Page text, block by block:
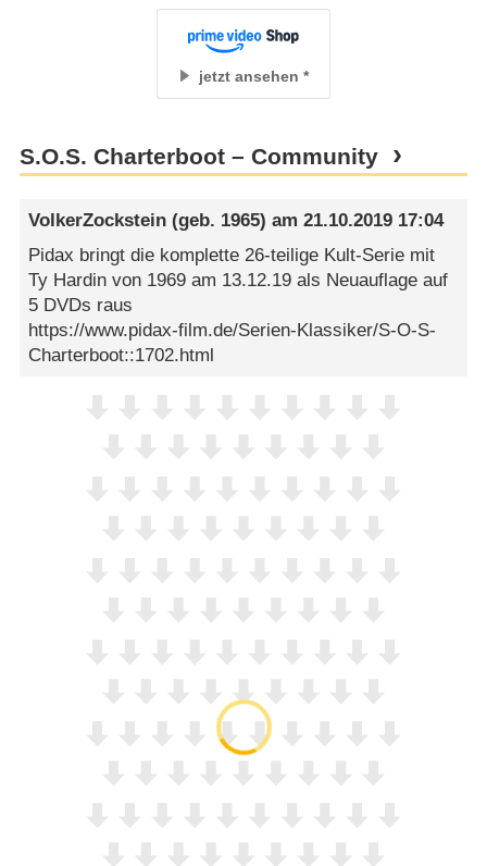
jetzt ansehen
S.O.S. Charterboot – Community
VolkerZockstein (geb. 1965) am21.10.2019 17:04
Pidax bringt die komplette 26-teilige Kult-Serie mit
Ty Hardin von 1969 am 13.12.19 als Neuauflage auf
5 DVDs raus
https://www.pidax-film.de/Serien-Klassiker/S-O-S-
Charterboot::1702.html